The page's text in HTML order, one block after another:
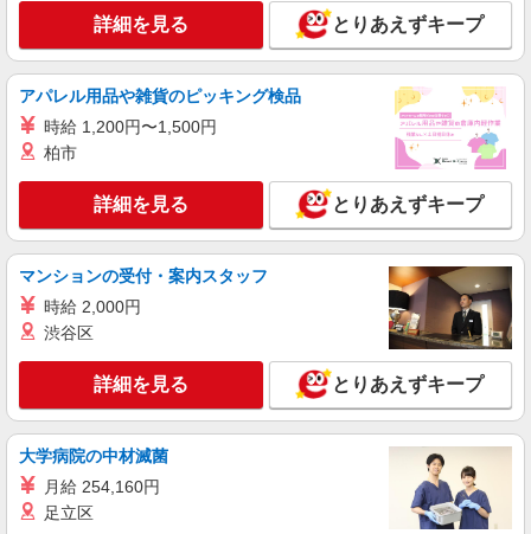
詳細を見る とりあえずキープ
アパレル用品や雑貨のピッキング検品
時給 1,200円〜1,500円
柏市
詳細を見る とりあえずキープ
マンションの受付・案内スタッフ
時給 2,000円
渋谷区
詳細を見る とりあえずキープ
大学病院の中材滅菌
月給 254,160円
足立区